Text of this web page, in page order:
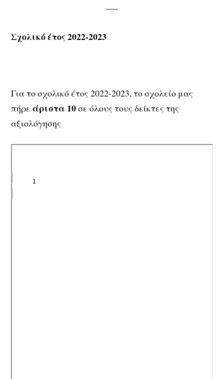
—-
Σχολικό έτος 2022-2023
Για το σχολικό έτος 2022-2023, το σχολείο μας
πήρεάριστα 10σε όλους τους δείκτες της
αξιολόγησης